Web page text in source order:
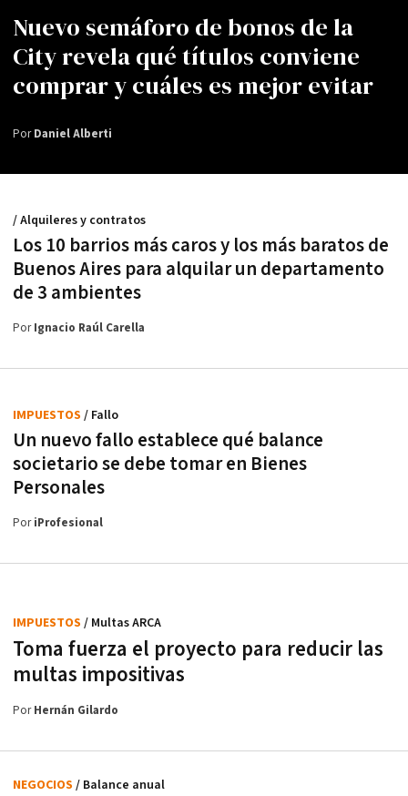
Nuevo semáforo de bonos de la
City revela qué títulos conviene
comprar y cuáles es mejor evitar
PorDaniel Alberti
Los 10 barrios más caros y los más baratos de
Buenos Aires para alquilar un departamento
de 3 ambientes
/ Alquileres y contratos
PorIgnacio Raúl Carella
Un nuevo fallo establece qué balance
societario se debe tomar en Bienes
Personales
IMPUESTOS / Fallo
PoriProfesional
Toma fuerza el proyecto para reducir las
multas impositivas
IMPUESTOS / Multas ARCA
PorHernán Gilardo
NEGOCIOS / Balance anual